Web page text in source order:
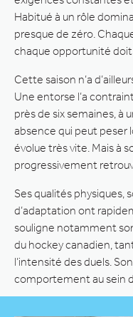
Habitué à un rôle
presque de zéro.
chaque opportunité doit
Cette saison n’a
Une entorse l’a
près de six semaines, à
absence qui peut peser
évolue très vite. Mais à
progressivement
Ses qualités physiques,
d’adaptation ont
souligne notamment
du hockey canadien,
l’intensité des duels.
comportement au sein